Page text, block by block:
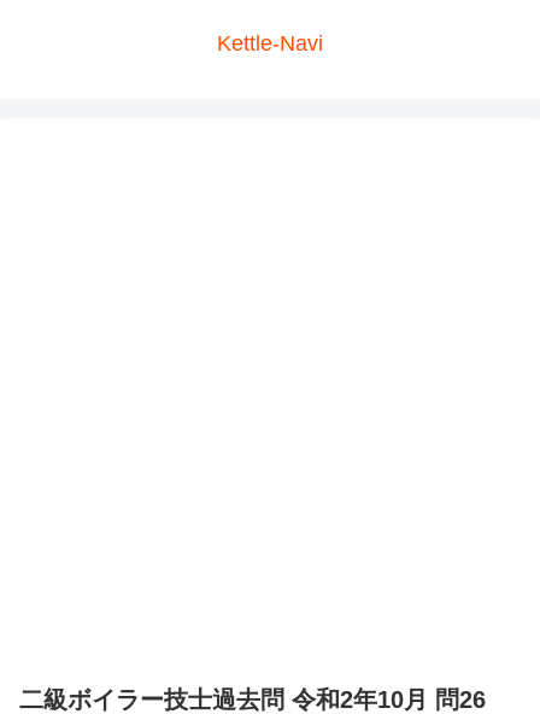
Kettle-Navi
二級ボイラー技士過去問 令和2年10月 問26